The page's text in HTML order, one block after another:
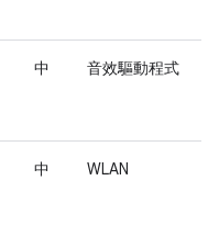
中 音效驅動程式
中 WLAN